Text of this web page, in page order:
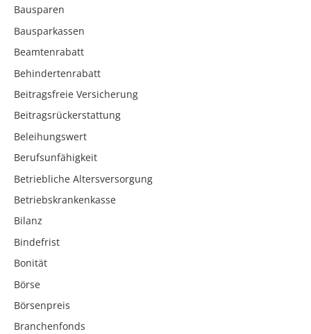
Bausparen
Bausparkassen
Beamtenrabatt
Behindertenrabatt
Beitragsfreie Versicherung
Beitragsrückerstattung
Beleihungswert
Berufsunfähigkeit
Betriebliche Altersversorgung
Betriebskrankenkasse
Bilanz
Bindefrist
Bonität
Börse
Börsenpreis
Branchenfonds